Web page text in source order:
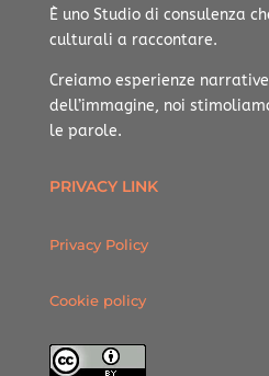
È uno Studio di consulenza
culturali a raccontare.
Creiamo esperienze
dell’immagine, noi
le parole.
PRIVACY LINK
Privacy Policy
Cookie policy